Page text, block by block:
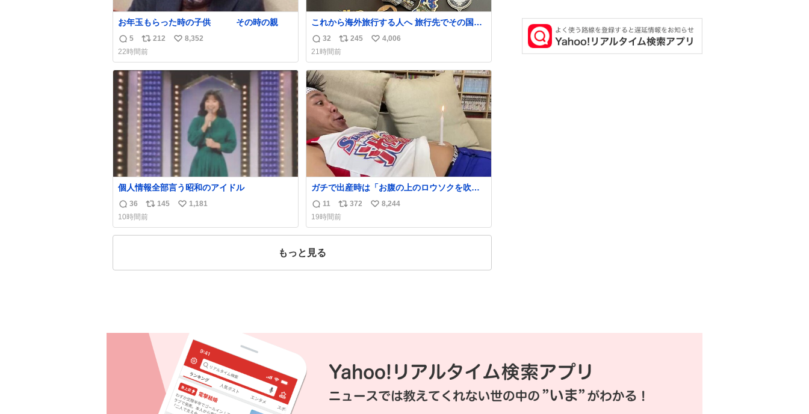
お年玉もらった時の子供 その時の親
返
信
数
5
リ
ポ
ス
ト
数
212
い
ね
8,352
22時間前
これから海外旅行する人へ 旅行先でその国や
都市を象徴する マグネットを買って欲しい。
僕は交換留学してた1年間で20カ国回ったけ
ど、旅行先で必ずマグネットを買い、今は家
の冷蔵庫に貼ってる。 交換留学が終わって1
年経つけどそれぞれのマグネットを見る度に
旅の思い出が鮮明によみがえります。
返
信
数
32
リ
ポ
ス
ト
数
245
い
ね
数
4,006
21時間前
個人情報全部言う昭和のアイドル
返
信
数
36
リ
ポ
ス
145
い
ね
1,181
10時間前
ガチで出産時は「お腹の上のロウソクを吹き
消さんとするサンシャイン池崎」だったし、
お産後の股裂け状態でのトイレは「とにかく
明るい安村の体勢」が1番楽
返
信
数
11
リ
ポ
ス
372
い
ね
8,244
19時間前
もっと見る